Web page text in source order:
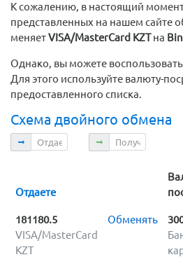
К сожалению, в настоящий
представленных на нашем сайте
меняетVISA/MasterCard KZTна
Однако, вы можете
Для этого используйте валюту-
предоставленного списка.
Схема двойного обмена
Отдаете Получаете
Отдаете
181180.5
VISA/MasterCard
KZT
Обменять